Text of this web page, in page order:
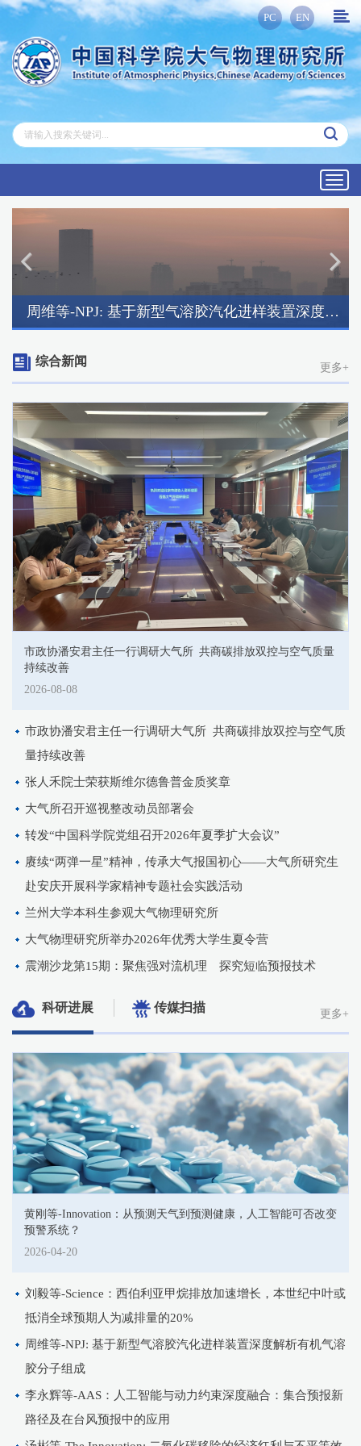
PC EN
周维等-NPJ: 基于新型气溶胶汽化进样装置深度解析有机气溶胶分子组成
综合新闻 更多+
市政协潘安君主任一行调研大气所 共商碳排放双控与空气质量
持续改善
2026-08-08
市政协潘安君主任一行调研大气所 共商碳排放双控与空气质
量持续改善
张人禾院士荣获斯维尔德鲁普金质奖章
大气所召开巡视整改动员部署会
转发“中国科学院党组召开2026年夏季扩大会议”
赓续“两弹一星”精神，传承大气报国初心——大气所研究生
赴安庆开展科学家精神专题社会实践活动
兰州大学本科生参观大气物理研究所
大气物理研究所举办2026年优秀大学生夏令营
震潮沙龙第15期：聚焦强对流机理 探究短临预报技术
科研进展 传媒扫描 更多+
黄刚等-Innovation：从预测天气到预测健康，人工智能可否改变
预警系统？
2026-04-20
刘毅等-Science：西伯利亚甲烷排放加速增长，本世纪中叶或
抵消全球预期人为减排量的20%
周维等-NPJ: 基于新型气溶胶汽化进样装置深度解析有机气溶
胶分子组成
李永辉等-AAS：人工智能与动力约束深度融合：集合预报新
路径及在台风预报中的应用